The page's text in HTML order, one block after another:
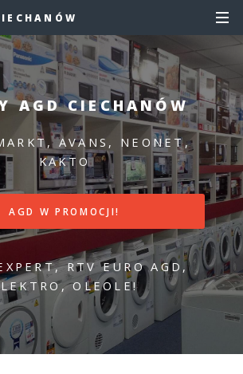
AGD CIECHANÓW
AVANS, NEONET,
KAKTO
AGD W PROMOCJI!
RTV EURO AGD,
OLEOLE!